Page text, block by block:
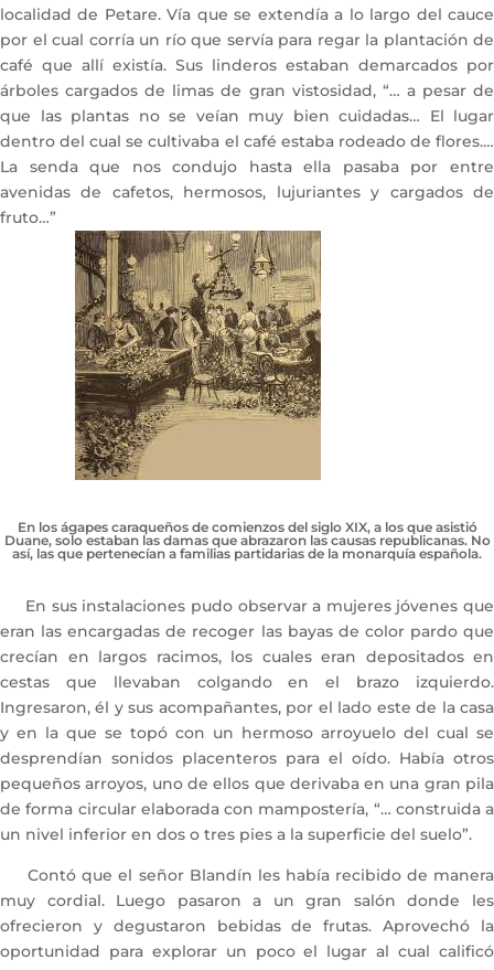
localidad de Petare. Vía que se extendía a lo largo del cauce
por el cual corría un río que servía para regar la plantación de
café que allí existía. Sus linderos estaban demarcados por
árboles cargados de limas de gran vistosidad, “… a pesar de
que las plantas no se veían muy bien cuidadas… El lugar
dentro del cual se cultivaba el café estaba rodeado de flores.…
La senda que nos condujo hasta ella pasaba por entre
avenidas de cafetos, hermosos, lujuriantes y cargados de
fruto…”
En los ágapes caraqueños de comienzos del siglo XIX, a los que asistió
Duane, solo estaban las damas que abrazaron las causas republicanas. No
así, las que pertenecían a familias partidarias de la monarquía española.
En sus instalaciones pudo observar a mujeres jóvenes que
eran las encargadas de recoger las bayas de color pardo que
crecían en largos racimos, los cuales eran depositados en
cestas que llevaban colgando en el brazo izquierdo.
Ingresaron, él y sus acompañantes, por el lado este de la casa
y en la que se topó con un hermoso arroyuelo del cual se
desprendían sonidos placenteros para el oído. Había otros
pequeños arroyos, uno de ellos que derivaba en una gran pila
de forma circular elaborada con mampostería, “… construida a
un nivel inferior en dos o tres pies a la superficie del suelo”.
Contó que el señor Blandín les había recibido de manera
muy cordial. Luego pasaron a un gran salón donde les
ofrecieron y degustaron bebidas de frutas. Aprovechó la
oportunidad para explorar un poco el lugar al cual calificó